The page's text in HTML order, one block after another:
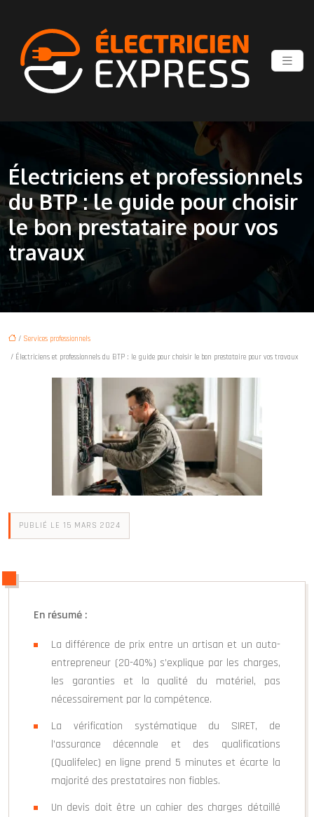
Électriciens et professionnels
du BTP : le guide pour choisir
le bon prestataire pour vos
travaux
/ Services professionnels
/ Électriciens et professionnels du BTP : le guide pour choisir le bon prestataire pour vos travaux
PUBLIÉ LE 15 MARS 2024
En résumé :
La différence de prix entre un artisan et un auto-
entrepreneur (20-40%) s’explique par les charges,
les garanties et la qualité du matériel, pas
nécessairement par la compétence.
La vérification systématique du SIRET, de
l’assurance décennale et des qualifications
(Qualifelec) en ligne prend 5 minutes et écarte la
majorité des prestataires non fiables.
Un devis doit être un cahier des charges détaillé